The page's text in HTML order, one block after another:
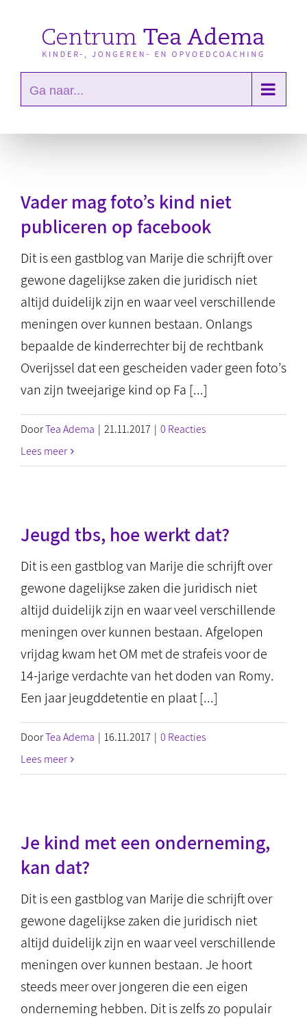
Ga naar...
Vader mag foto’s kind niet
publiceren op facebook
Dit is een gastblog van Marije die schrijft over
gewone dagelijkse zaken die juridisch niet
altijd duidelijk zijn en waar veel verschillende
meningen over kunnen bestaan. Onlangs
bepaalde de kinderrechter bij de rechtbank
Overijssel dat een gescheiden vader geen foto’s
van zijn tweejarige kind op Fa [...]
DoorTea Adema | 21.11.2017 | 0 Reacties
Lees meer
Jeugd tbs, hoe werkt dat?
Dit is een gastblog van Marije die schrijft over
gewone dagelijkse zaken die juridisch niet
altijd duidelijk zijn en waar veel verschillende
meningen over kunnen bestaan. Afgelopen
vrijdag kwam het OM met de strafeis voor de
14-jarige verdachte van het doden van Romy.
Een jaar jeugddetentie en plaat [...]
DoorTea Adema | 16.11.2017 | 0 Reacties
Lees meer
Je kind met een onderneming,
kan dat?
Dit is een gastblog van Marije die schrijft over
gewone dagelijkse zaken die juridisch niet
altijd duidelijk zijn en waar veel verschillende
meningen over kunnen bestaan. Je hoort
steeds meer over jongeren die een eigen
onderneming hebben. Dit is zelfs zo populair